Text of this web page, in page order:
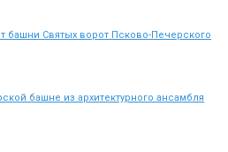
башни Святых ворот Псково-Печерского
башне из архитектурного ансамбля